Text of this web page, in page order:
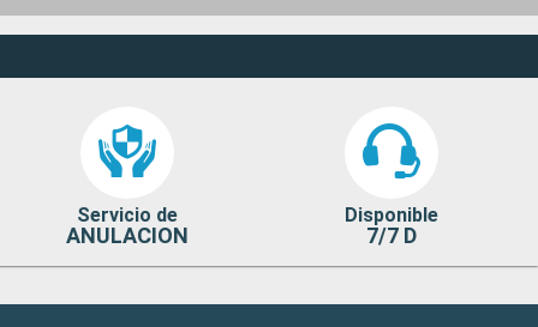
Servicio de
ANULACION
Disponible
7/7 D